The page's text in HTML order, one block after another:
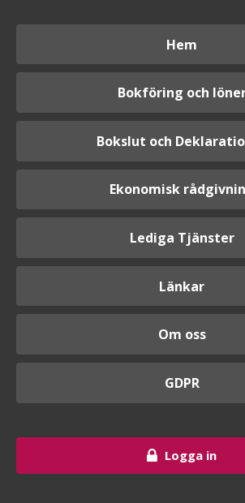
Hem
Bokföring och
Bokslut och
Ekonomisk
Lediga Tjänster
Länkar
Om oss
GDPR
Logga in